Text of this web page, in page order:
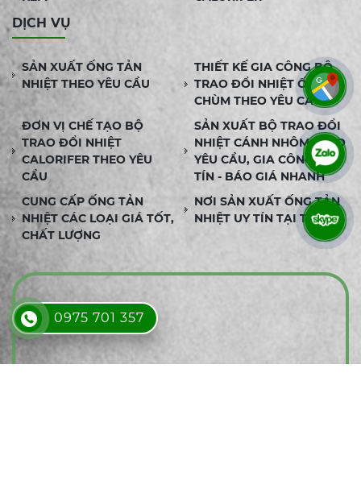
DỊCH VỤ
SẢN XUẤT ỐNG TẢN
NHIỆT THEO YÊU CẦU
THIẾT KẾ GIA CÔNG BỘ
TRAO ĐỔI NHIỆT ỐNG
CHÙM THEO YÊU CẦU
ĐƠN VỊ CHẾ TẠO BỘ
TRAO ĐỔI NHIỆT
CALORIFER THEO YÊU
CẦU
SẢN XUẤT BỘ TRAO ĐỔI
NHIỆT CÁNH NHÔM THEO
YÊU CẦU, GIA CÔNG UY
TÍN - BÁO GIÁ NHANH
CUNG CẤP ỐNG TẢN
NHIỆT CÁC LOẠI GIÁ TỐT,
CHẤT LƯỢNG
NƠI SẢN XUẤT ỐNG TẢN
NHIỆT UY TÍN TẠI TPHCM
0975 701 357